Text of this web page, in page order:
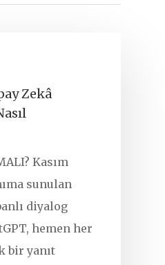
Zekâ
Kasım
sunulan
diyalog
hemen her
bir yanıt